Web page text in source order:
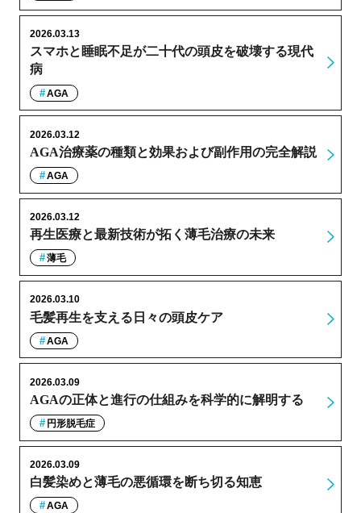
スマホと睡眠不足が二十代の頭皮を破壊する現代
病
2026.03.13
AGA
AGA治療薬の種類と効果および副作用の完全解説
2026.03.12
AGA
再生医療と最新技術が拓く薄毛治療の未来
2026.03.12
薄毛
毛髪再生を支える日々の頭皮ケア
2026.03.10
AGA
AGAの正体と進行の仕組みを科学的に解明する
2026.03.09
円形脱毛症
白髪染めと薄毛の悪循環を断ち切る知恵
2026.03.09
AGA